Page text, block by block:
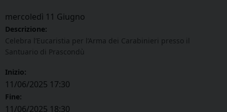
mercoledì 11 Giugno
Descrizione:
Celebra l’Eucaristia per l’Arma dei Carabinieri presso il
Santuario di Prascondù
Inizio:
11/06/2025 17:30
Fine:
11/06/2025 18:30